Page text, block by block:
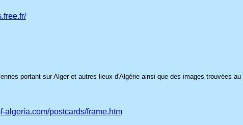
portant sur Alger et autres lieux d'Algérie ainsi que des images trouvées
algeria.com/postcards/frame.htm